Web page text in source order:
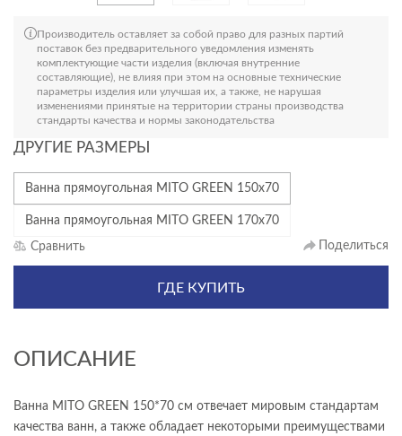
Производитель оставляет за собой право для разных партий
поставок без предварительного уведомления изменять
комплектующие части изделия (включая внутренние
составляющие), не влияя при этом на основные технические
параметры изделия или улучшая их, а также, не нарушая
изменениями принятые на территории страны производства
стандарты качества и нормы законодательства
ДРУГИЕ РАЗМЕРЫ
Ванна прямоугольная MITO GREEN 150x70
Ванна прямоугольная MITO GREEN 170x70
Сравнить Поделиться
ГДЕ КУПИТЬ
ОПИСАНИЕ
Ванна MITO GREEN 150*70 см отвечает мировым стандартам
качества ванн, а также обладает некоторыми преимуществами